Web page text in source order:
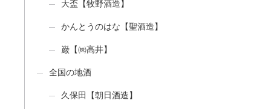
大盃【牧野酒造】
かんとうのはな【聖酒造】
巌【㈱高井】
全国の地酒
久保田【朝日酒造】